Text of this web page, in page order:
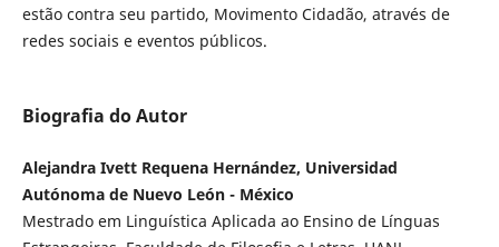
estão contra seu partido, Movimento Cidadão, através de
redes sociais e eventos públicos.
Biografia do Autor
Alejandra Ivett Requena Hernández, Universidad
Autónoma de Nuevo León - México
Mestrado em Linguística Aplicada ao Ensino de Línguas